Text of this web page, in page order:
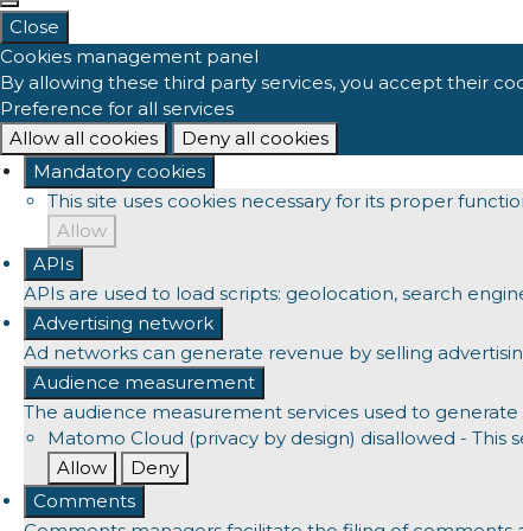
Close
Cookies management panel
By allowing these third party services, you accept their
Preference for all services
Allow all cookies
Deny all cookies
Mandatory cookies
This site uses cookies necessary for its proper
Allow
APIs
APIs are used to load scripts: geolocation, search
Advertising network
Ad networks can generate revenue by selling
Audience measurement
The audience measurement services used to
Matomo Cloud (privacy by design) disallowed - This
Allow
Deny
Comments